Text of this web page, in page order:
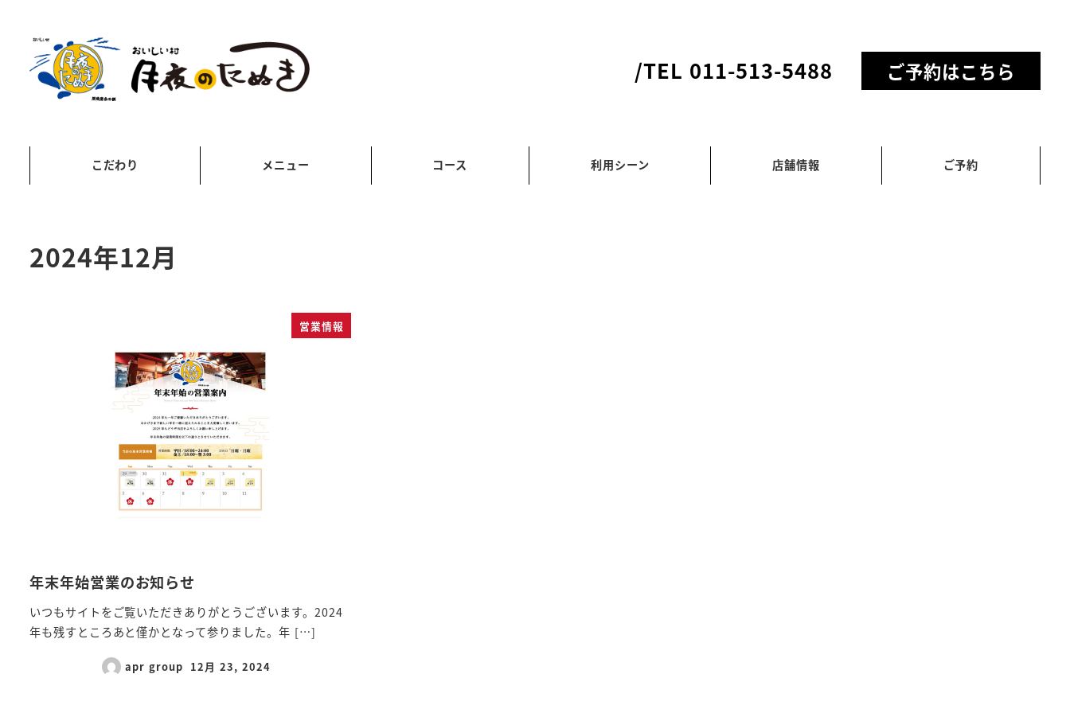
/TEL 011-513-5488 ご予約はこちら
こだわり メニュー コース 利用シーン 店舗情報 ご予約
2024年12月
営業情報
年末年始営業のお知らせ
いつもサイトをご覧いただきありがとうございます。2024
年も残すところあと僅かとなって参りました。年 […]
apr group 12月 23, 2024